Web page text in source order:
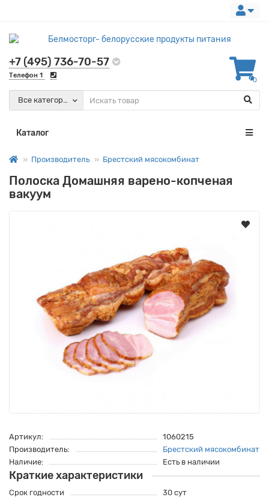
+7 (495) 736-70-57
Телефон 1
0
Все категории
Каталог
Производитель Брестский мясокомбинат
Полоска Домашняя варено-копченая
вакуум
Артикул:
1060215
Производитель:
Брестский мясокомбинат
Наличие:
Есть в наличии
Краткие характеристики
Срок годности
30 сут